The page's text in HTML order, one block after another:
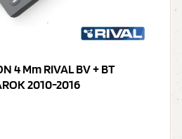
4 Mm RIVAL BV + BT
2010-2016